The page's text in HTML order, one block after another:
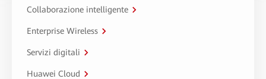
Collaborazione intelligente
Enterprise Wireless
Servizi digitali
Huawei Cloud